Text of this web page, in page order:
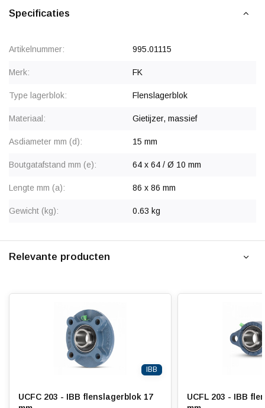
voor een offerte.
Specificaties
Artikelnummer: 995.01115
Merk: FK
Type lagerblok: Flenslagerblok
Materiaal: Gietijzer, massief
Asdiameter mm (d): 15 mm
Boutgatafstand mm (e): 64 x 64 / Ø 10 mm
Lengte mm (a): 86 x 86 mm
Gewicht (kg): 0.63 kg
Relevante producten
IBB
UCFC 203 - IBB flenslagerblok 17
UCFL 203 - IBB